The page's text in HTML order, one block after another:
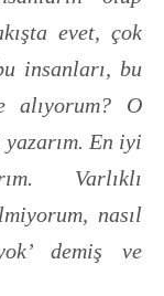
evet, çok
insanları, bu
alıyorum? O
En iyi
Varlıklı
nasıl
demiş ve